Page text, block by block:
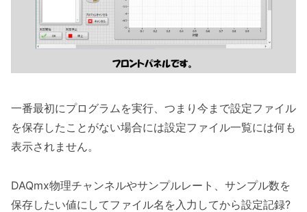
一番最初にプログラムを実行、つまり今まで設定ファイル
を保存したことがない場合には設定ファイル一覧には何も
表示されません。
DAQmx物理チャンネルやサンプルレート、サンプル数を
保存したい値にしてファイル名を入力してから設定記録?